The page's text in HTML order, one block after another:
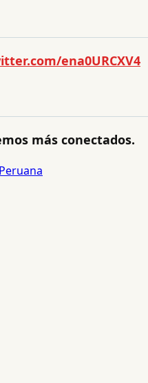
ena0URCXV4
más conectados.